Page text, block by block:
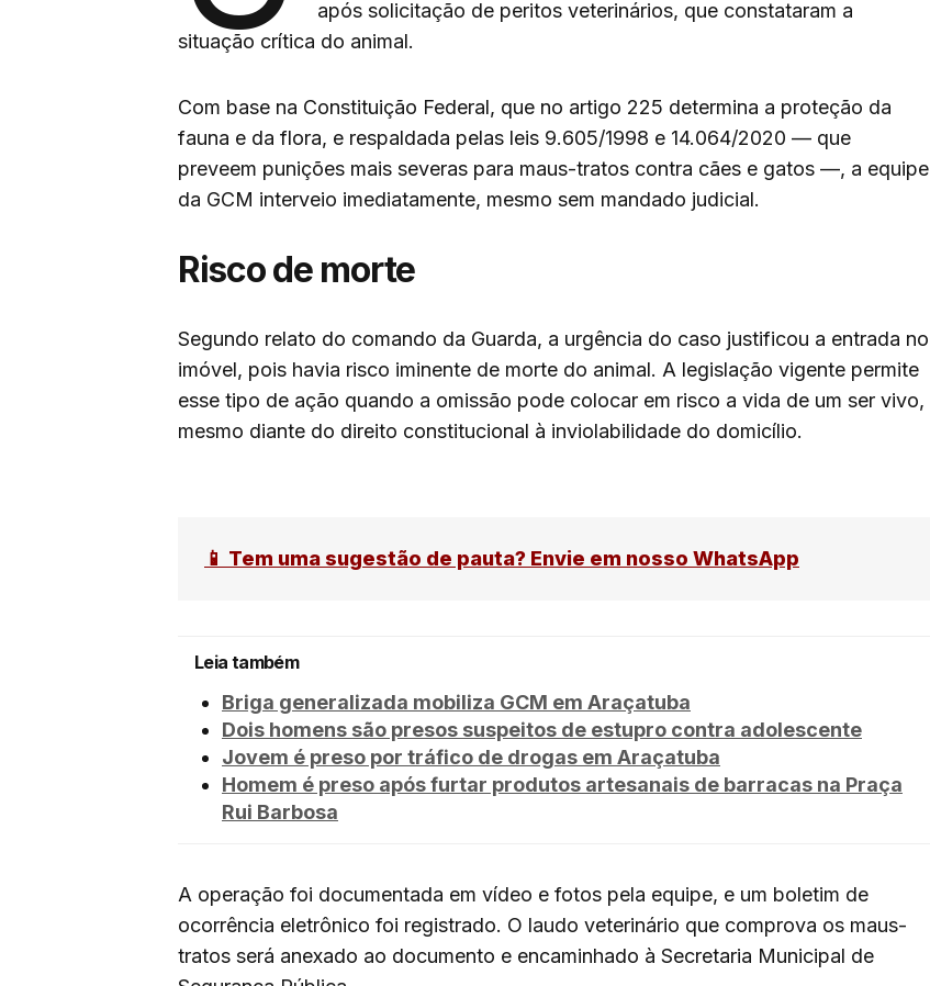
após solicitação de peritos veterinários, que constataram a
situação crítica do animal.
Com base na Constituição Federal, que no artigo 225 determina a proteção da
fauna e da flora, e respaldada pelas leis 9.605/1998 e 14.064/2020 — que
preveem punições mais severas para maus-tratos contra cães e gatos —, a equipe
da GCM interveio imediatamente, mesmo sem mandado judicial.
Risco de morte
Segundo relato do comando da Guarda, a urgência do caso justificou a entrada no
imóvel, pois havia risco iminente de morte do animal. A legislação vigente permite
esse tipo de ação quando a omissão pode colocar em risco a vida de um ser vivo,
mesmo diante do direito constitucional à inviolabilidade do domicílio.
📱 Tem uma sugestão de pauta? Envie em nosso WhatsApp
Leia também
Briga generalizada mobiliza GCM em Araçatuba
Dois homens são presos suspeitos de estupro contra adolescente
Jovem é preso por tráfico de drogas em Araçatuba
Homem é preso após furtar produtos artesanais de barracas na Praça
Rui Barbosa
A operação foi documentada em vídeo e fotos pela equipe, e um boletim de
ocorrência eletrônico foi registrado. O laudo veterinário que comprova os maus-
tratos será anexado ao documento e encaminhado à Secretaria Municipal de